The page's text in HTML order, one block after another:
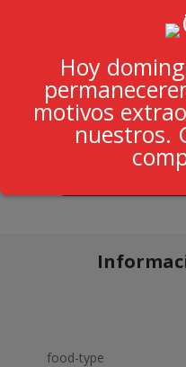
Cantidad
food-type
Hoy
motivos
nuestros.